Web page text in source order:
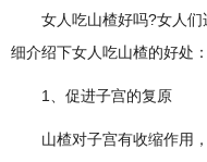
女人吃山楂好吗?女人们
细介绍下女人吃山楂的好处：
1、促进子宫的复原
山楂对子宫有收缩作用，